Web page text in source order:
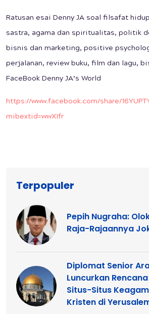
Ratusan esai Denny JA soal filsafat
sastra, agama dan spiritualitas, politik
bisnis dan marketing, positive
perjalanan, review buku, film dan lagu,
FaceBook Denny JA’s World
https://www.facebook.com/share/
mibextid=wwXIfr
Terpopuler
Pepih Nugraha:
Raja-Rajaannya
Diplomat Senior
Luncurkan
Situs-Situs
Kristen di